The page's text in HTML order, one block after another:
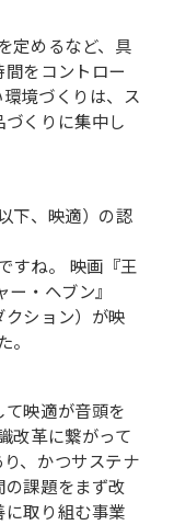
定めるなど、具
をコントロー
境づくりは、ス
くりに集中し
下、映適）の認
すね。 映画『王
・ヘブン』
クション）が映
。
映適が音頭を
改革に繋がって
、かつサステナ
の課題をまず改
取り組む事業